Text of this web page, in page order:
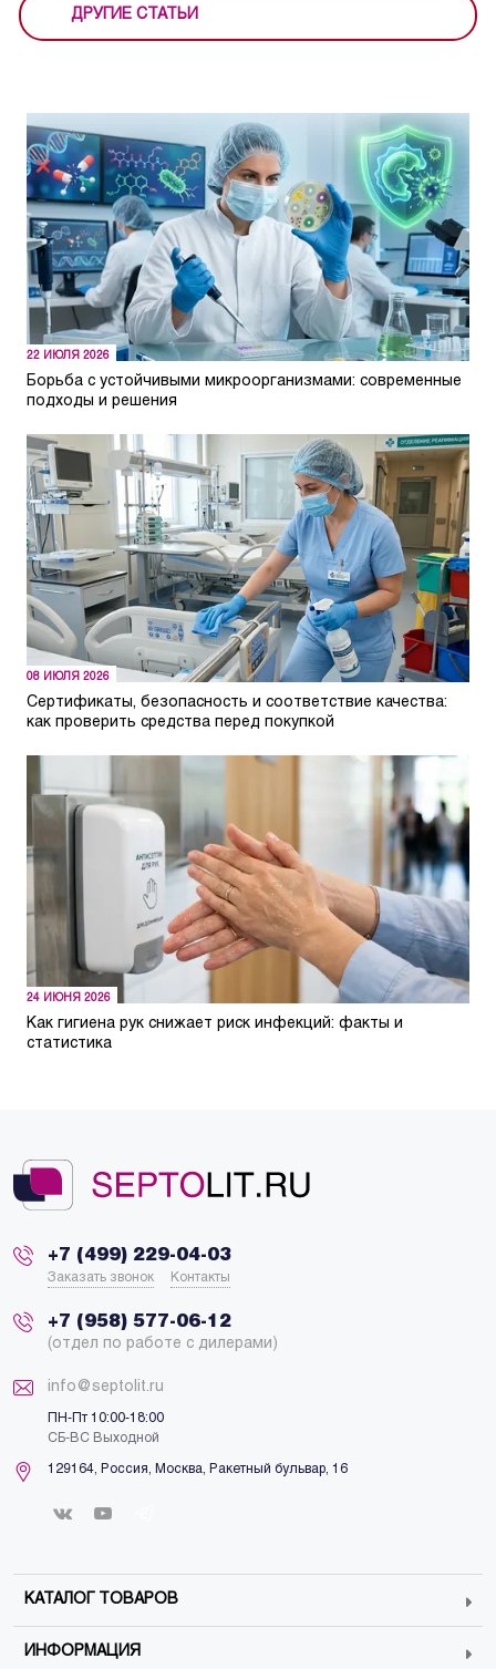
ДРУГИЕ СТАТЬИ
22 ИЮЛЯ 2026
Борьба с устойчивыми микроорганизмами: современные
подходы и решения
08 ИЮЛЯ 2026
Сертификаты, безопасность и соответствие качества:
как проверить средства перед покупкой
24 ИЮНЯ 2026
Как гигиена рук снижает риск инфекций: факты и
статистика
+7 (499) 229-04-03
Заказать звонок Контакты
+7 (958) 577-06-12
(отдел по работе с дилерами)
info@septolit.ru
ПН-Пт 10:00-18:00
СБ-ВС Выходной
129164, Россия, Москва, Ракетный бульвар, 16
КАТАЛОГ ТОВАРОВ
ИНФОРМАЦИЯ